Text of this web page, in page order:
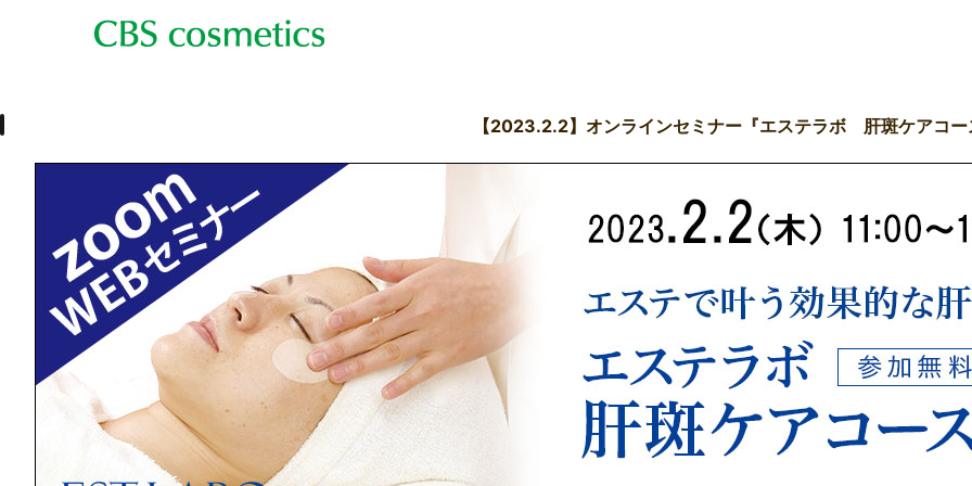
【2023.2.2】オンラインセミナー『エステラボ 肝斑ケアコー